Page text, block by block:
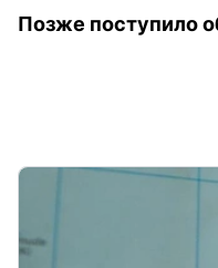
Позже поступило